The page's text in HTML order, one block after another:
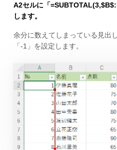
A2セルに「
します。
余分に数えてしまっている見出
「-1」を設定します。